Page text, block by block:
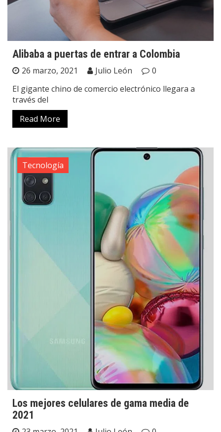
Alibaba a puertas de entrar a Colombia
26 marzo, 2021 Julio León
0
El gigante chino de comercio electrónico llegara a
través del
Read More
Tecnología
Los mejores celulares de gama media de
2021